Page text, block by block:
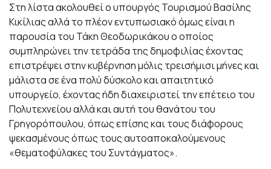
Στη λίστα ακολουθεί ο υπουργός Τουρισμού Βασίλης
Κικίλιας αλλά το πλέον εντυπωσιακό όμως είναι η
παρουσία του Τάκη Θεοδωρικάκου ο οποίος
συμπληρώνει την τετράδα της δημοφιλίας έχοντας
επιστρέψει στην κυβέρνηση μόλις τρεισήμισι μήνες και
μάλιστα σε ένα πολύ δύσκολο και απαιτητικό
υπουργείο, έχοντας ήδη διαχειριστεί την επέτειο του
Πολυτεχνείου αλλά και αυτή του θανάτου του
Γρηγορόπουλου, όπως επίσης και τους διάφορους
ψεκασμένους όπως τους αυτοαποκαλούμενους
«θεματοφύλακες του Συντάγματος».